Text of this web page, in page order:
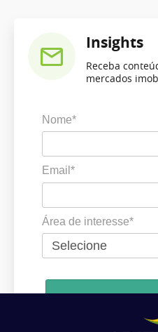
Insights
Receba
mercados
Nome*
Email*
Área de interesse*